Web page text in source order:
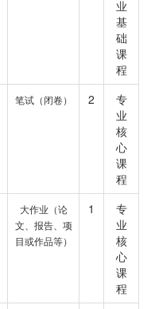
业
基
础
课
程
笔试（闭卷） 2
专
业
核
心
课
程
大作业（论
文、报告、项
目或作品等）
1
专
业
核
心
课
程